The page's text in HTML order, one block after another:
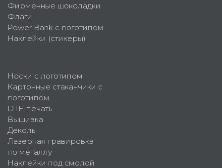
Фирменные шоколадки
Флаги
Power Bank с логотипом
Наклейки (стикеры)
Носки с логотипом
Картонные стаканчики с
логотипом
DTF-печать
Вышивка
Деколь
Лазерная гравировка
по металлу
Наклейки под смолой